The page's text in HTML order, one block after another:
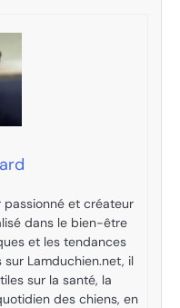
et créateur
dans le bien-être
et les tendances
Lamduchien.net, il
sur la santé, la
des chiens, en